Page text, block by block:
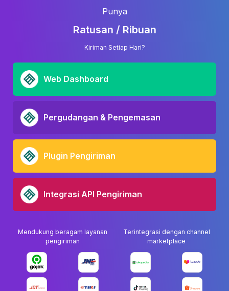
Punya
Ratusan / Ribuan
Kiriman Setiap Hari?
Web Dashboard
Pergudangan & Pengemasan
Plugin Pengiriman
Integrasi API Pengiriman
Mendukung beragam layanan
pengiriman
Terintegrasi dengan channel
marketplace